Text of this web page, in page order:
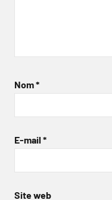
Nom*
E-mail *
Site web